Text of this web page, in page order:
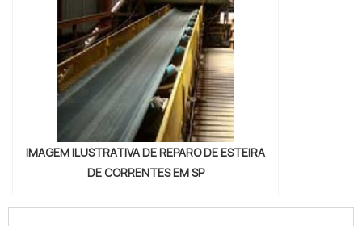
IMAGEM ILUSTRATIVA DE REPARO DE ESTEIRA
DE CORRENTES EM SP